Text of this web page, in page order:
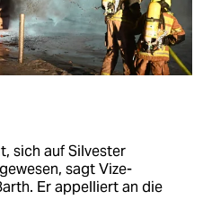
sich auf Silvester
sagt Vize-
Er appelliert an die